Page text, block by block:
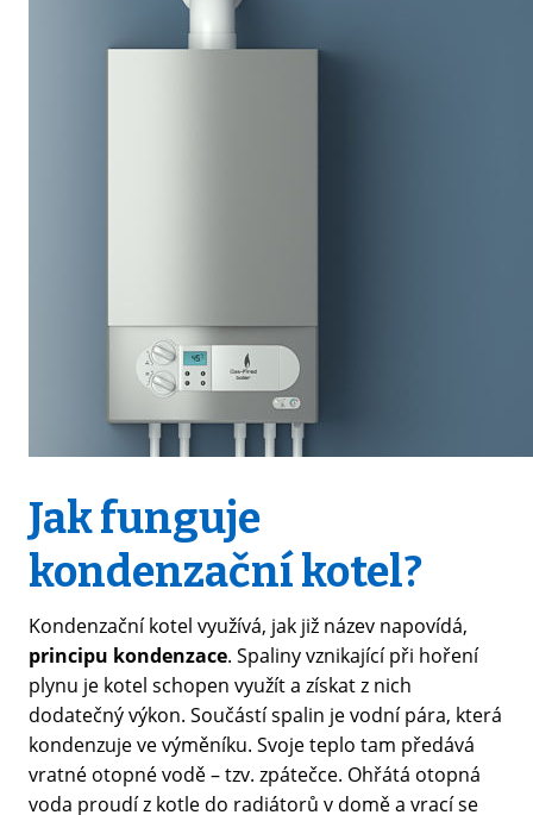
Jak funguje
kondenzační kotel?
Kondenzační kotel využívá, jak již název napovídá,
principu kondenzace. Spaliny vznikající při hoření
plynu je kotel schopen využít a získat z nich
dodatečný výkon. Součástí spalin je vodní pára, která
kondenzuje ve výměníku. Svoje teplo tam předává
vratné otopné vodě –⁠ tzv. zpátečce. Ohřátá otopná
voda proudí z kotle do radiátorů v domě a vrací se